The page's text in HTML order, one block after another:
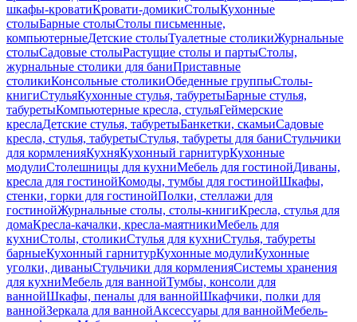
шкафы-кроватиКровати-домикиСтолыКухонные
столыБарные столыСтолы письменные,
компьютерныеДетские столыТуалетные столикиЖурнальные
столыСадовые столыРастущие столы и партыСтолы,
журнальные столики для баниПриставные
столикиКонсольные столикиОбеденные группыСтолы-
книгиСтульяКухонные стулья, табуретыБарные стулья,
табуретыКомпьютерные кресла, стульяГеймерские
креслаДетские стулья, табуретыБанкетки, скамьиСадовые
кресла, стулья, табуретыСтулья, табуреты для баниСтульчики
для кормленияКухняКухонный гарнитурКухонные
модулиСтолешницы для кухниМебель для гостинойДиваны,
кресла для гостинойКомоды, тумбы для гостинойШкафы,
стенки, горки для гостинойПолки, стеллажи для
гостинойЖурнальные столы, столы-книгиКресла, стулья для
домаКресла-качалки, кресла-маятникиМебель для
кухниСтолы, столикиСтулья для кухниСтулья, табуреты
барныеКухонный гарнитурКухонные модулиКухонные
уголки, диваныСтульчики для кормленияСистемы хранения
для кухниМебель для ваннойТумбы, консоли для
ваннойШкафы, пеналы для ваннойШкафчики, полки для
ваннойЗеркала для ваннойАксессуары для ваннойМебель-